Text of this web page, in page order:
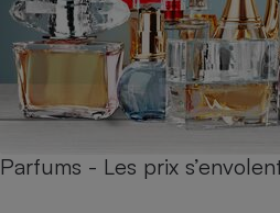
Parfums - Les prix